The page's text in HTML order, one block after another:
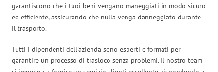
garantiscono che i tuoi beni vengano maneggiati in modo sicuro
ed efficiente, assicurando che nulla venga danneggiato durante
il trasporto.
Tutti i dipendenti dell’azienda sono esperti e formati per
garantire un processo di trasloco senza problemi. Il nostro team